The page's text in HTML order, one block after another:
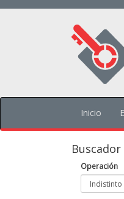
Inicio
Operación